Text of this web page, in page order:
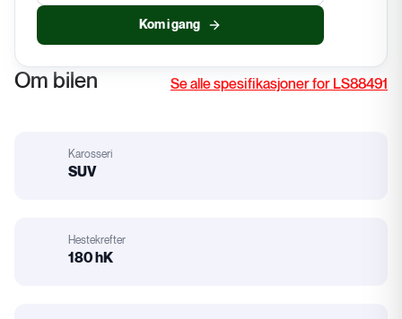
Kom i gang
Om bilen Se alle spesifikasjoner for LS88491
Karosseri
SUV
Hestekrefter
180 hK